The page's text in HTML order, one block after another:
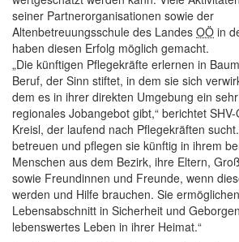
seiner Partnerorganisationen sowie der
Altenbetreuungsschule des Landes OÖ in
haben diesen Erfolg möglich gemacht.
„Die künftigen Pflegekräfte erlernen in
Beruf, der Sinn stiftet, in dem sie sich
dem es in ihrer direkten Umgebung ein
regionales Jobangebot gibt,“ berichtet
Kreisl, der laufend nach Pflegekräften
betreuen und pflegen sie künftig in ihrem
Menschen aus dem Bezirk, ihre Eltern,
sowie Freundinnen und Freunde, wenn
werden und Hilfe brauchen. Sie
Lebensabschnitt in Sicherheit und
lebenswertes Leben in ihrer Heimat.“